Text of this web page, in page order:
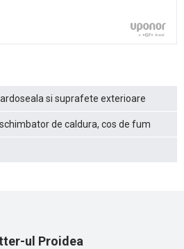
si suprafete exterioare
de caldura, cos de fum
ul Proidea